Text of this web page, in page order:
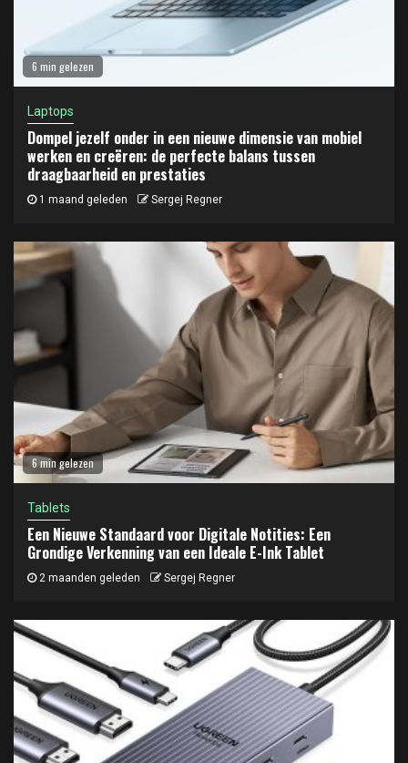
6 min gelezen
Laptops
Dompel jezelf onder in een nieuwe dimensie van mobiel
werken en creëren: de perfecte balans tussen
draagbaarheid en prestaties
1 maand geleden Sergej Regner
6 min gelezen
Tablets
Een Nieuwe Standaard voor Digitale Notities: Een
Grondige Verkenning van een Ideale E-Ink Tablet
2 maanden geleden Sergej Regner